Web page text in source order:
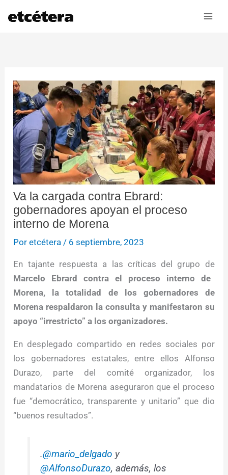
Va la cargada contra Ebrard:
gobernadores apoyan el proceso
interno de Morena
Poretcétera / 6 septiembre, 2023
En tajante respuesta a las críticas del grupo de
Marcelo Ebrard contra el proceso interno de
Morena, la totalidad de los gobernadores de
Morena respaldaron la consulta y manifestaron su
apoyo “irrestricto” a los organizadores.
En desplegado compartido en redes sociales por
los gobernadores estatales, entre ellos Alfonso
Durazo, parte del comité organizador, los
mandatarios de Morena aseguraron que el proceso
fue “democrático, transparente y unitario” que dio
“buenos resultados”.
.@mario_delgado y
@AlfonsoDurazo, además, los